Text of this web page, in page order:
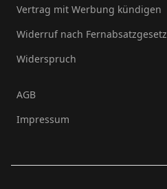
Vertrag mit Werbung kündigen
Widerruf nach Fernabsatzgesetz
Widerspruch
AGB
Impressum